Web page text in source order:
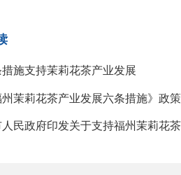
施支持茉莉花茶产业发展
州茉莉花茶产业发展六条措施》政
人民政府印发关于支持福州茉莉花